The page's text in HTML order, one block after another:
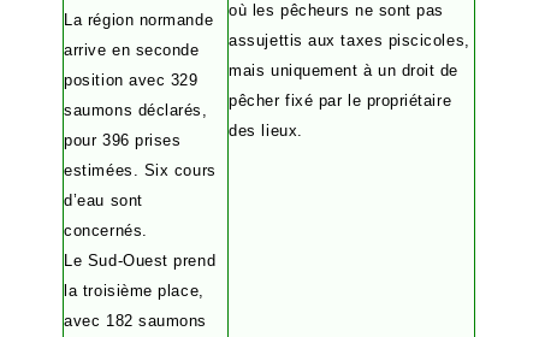
La région normande
arrive en seconde
position avec 329
saumons déclarés,
pour 396 prises
estimées. Six cours
d’eau sont
concernés.
Le Sud-Ouest prend
la troisième place,
avec 182 saumons
où les pêcheurs ne sont pas
assujettis aux taxes piscicoles,
mais uniquement à un droit de
pêcher fixé par le propriétaire
des lieux.